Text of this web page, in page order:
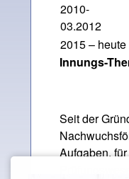
2010-
03.2012
2015 – heute
Innungs-
Seit der
Aufgaben,